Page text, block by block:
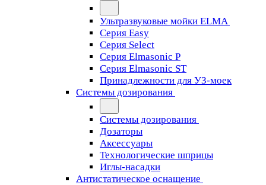
Ультразвуковые мойки ELMA
Серия Easy
Серия Select
Серия Elmasonic P
Серия Elmasonic ST
Принадлежности для УЗ-моек
Системы дозирования
Системы дозирования
Дозаторы
Аксессуары
Технологические шприцы
Иглы-насадки
Антистатическое оснащение